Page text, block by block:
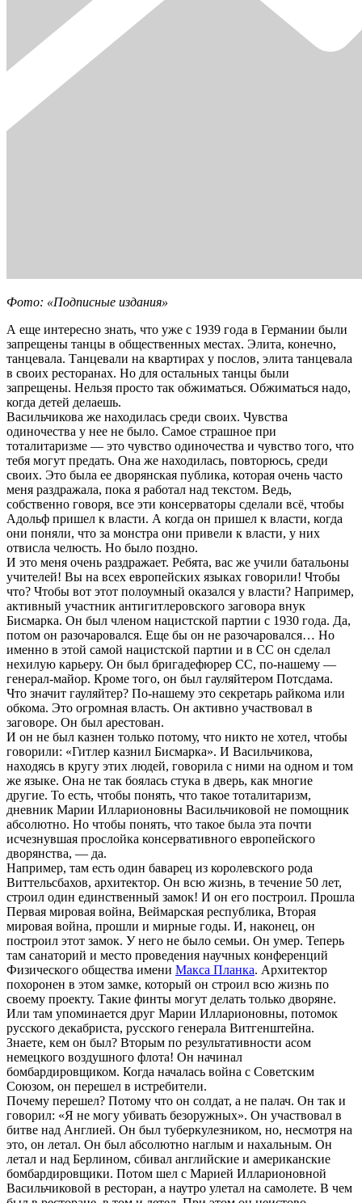
Фото: «Подписные издания»
А еще интересно знать, что уже с 1939 года в Германии были
запрещены танцы в общественных местах. Элита, конечно,
танцевала. Танцевали на квартирах у послов, элита танцевала
в своих ресторанах. Но для остальных танцы были
запрещены. Нельзя просто так обжиматься. Обжиматься надо,
когда детей делаешь.
Васильчикова же находилась среди своих. Чувства
одиночества у нее не было. Самое страшное при
тоталитаризме — это чувство одиночества и чувство того, что
тебя могут предать. Она же находилась, повторюсь, среди
своих. Это была ее дворянская публика, которая очень часто
меня раздражала, пока я работал над текстом. Ведь,
собственно говоря, все эти консерваторы сделали всё, чтобы
Адольф пришел к власти. А когда он пришел к власти, когда
они поняли, что за монстра они привели к власти, у них
отвисла челюсть. Но было поздно.
И это меня очень раздражает. Ребята, вас же учили батальоны
учителей! Вы на всех европейских языках говорили! Чтобы
что? Чтобы вот этот полоумный оказался у власти? Например,
активный участник антигитлеровского заговора внук
Бисмарка. Он был членом нацистской партии с 1930 года. Да,
потом он разочаровался. Еще бы он не разочаровался… Но
именно в этой самой нацистской партии и в СС он сделал
нехилую карьеру. Он был бригадефюрер СС, по-нашему —
генерал-майор. Кроме того, он был гауляйтером Потсдама.
Что значит гауляйтер? По-нашему это секретарь райкома или
обкома. Это огромная власть. Он активно участвовал в
заговоре. Он был арестован.
И он не был казнен только потому, что никто не хотел, чтобы
говорили: «Гитлер казнил Бисмарка». И Васильчикова,
находясь в кругу этих людей, говорила с ними на одном и том
же языке. Она не так боялась стука в дверь, как многие
другие. То есть, чтобы понять, что такое тоталитаризм,
дневник Марии Илларионовны Васильчиковой не помощник
абсолютно. Но чтобы понять, что такое была эта почти
исчезнувшая прослойка консервативного европейского
дворянства, — да.
Например, там есть один баварец из королевского рода
Виттельсбахов, архитектор. Он всю жизнь, в течение 50 лет,
строил один единственный замок! И он его построил. Прошла
Первая мировая война, Веймарская республика, Вторая
мировая война, прошли и мирные годы. И, наконец, он
построил этот замок. У него не было семьи. Он умер. Теперь
там санаторий и место проведения научных конференций
Физического общества имени Макса Планка. Архитектор
похоронен в этом замке, который он строил всю жизнь по
своему проекту. Такие финты могут делать только дворяне.
Или там упоминается друг Марии Илларионовны, потомок
русского декабриста, русского генерала Витгенштейна.
Знаете, кем он был? Вторым по результативности асом
немецкого воздушного флота! Он начинал
бомбардировщиком. Когда началась война с Советским
Союзом, он перешел в истребители.
Почему перешел? Потому что он солдат, а не палач. Он так и
говорил: «Я не могу убивать безоружных». Он участвовал в
битве над Англией. Он был туберкулезником, но, несмотря на
это, он летал. Он был абсолютно наглым и нахальным. Он
летал и над Берлином, сбивал английские и американские
бомбардировщики. Потом шел с Марией Илларионовной
Васильчиковой в ресторан, а наутро улетал на самолете. В чем